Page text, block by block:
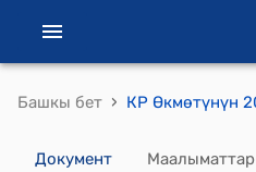
Башкы бет ›
Документ Маалыматтар